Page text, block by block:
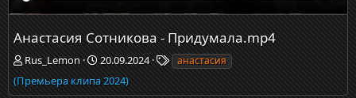
Анастасия Сотникова - Придумала.mp4
Rus_Lemon 20.09.2024 анастасия
(Премьера клипа 2024)